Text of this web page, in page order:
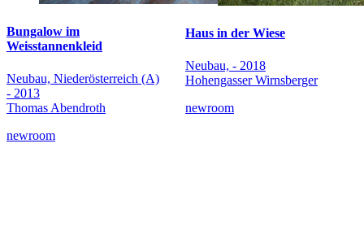
Bungalow im
Weisstannenkleid
Neubau, Niederösterreich (A)
- 2013
Thomas Abendroth
newroom
Haus in der Wiese
Neubau, - 2018
Hohengasser Wirnsberger
newroom